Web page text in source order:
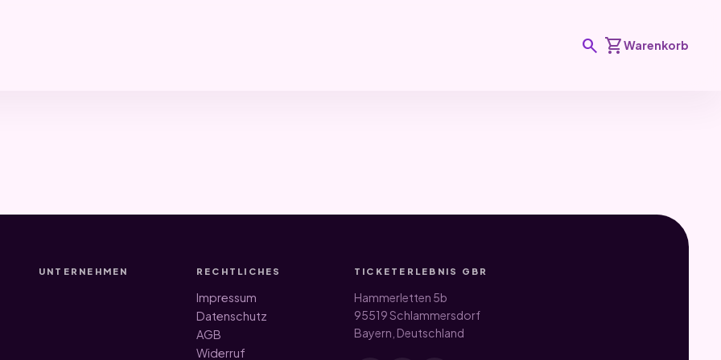
search shopping_cartWarenkorb
UNTERNEHMEN RECHTLICHES
Impressum
Datenschutz
AGB
Widerruf
TICKETERLEBNIS GBR
Hammerletten 5b
95519 Schlammersdorf
Bayern, Deutschland